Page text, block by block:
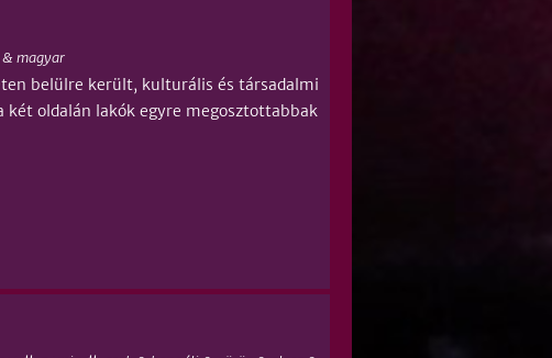
magyar
belülre került, kulturális és társadalmi
oldalán lakók egyre megosztottabbak